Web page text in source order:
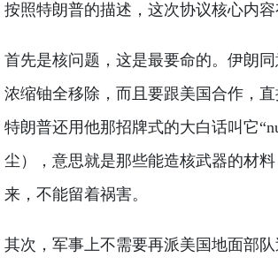
按照特朗普的描述，这次协议核心内容
首先是核问题，这是最要命的。伊朗
浓缩铀全移除，而且要跟美国合作，直
特朗普还用他那招牌式的大白话叫它
尘），意思就是那些能造核武器的材
来，不能留着祸害。
其次，军事上不需要再派美国地面部